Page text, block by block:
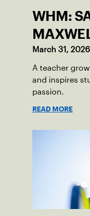
WHM:
March 31, 2026
A teacher
and inspires
passion.
READ MORE